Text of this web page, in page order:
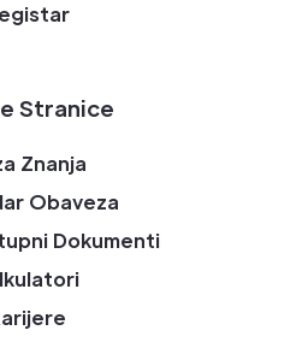
Stranice
Znanja
Obaveza
Dokumenti